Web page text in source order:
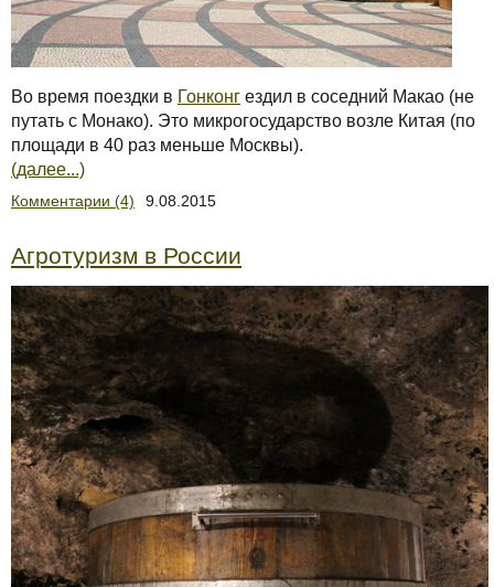
Во время поездки в Гонконг ездил в соседний Макао (не
путать с Монако). Это микрогосударство возле Китая (по
площади в 40 раз меньше Москвы).
(далее...)
Комментарии (4) 9.08.2015
Агротуризм в России